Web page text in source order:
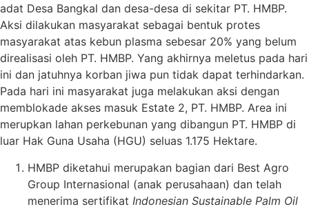
adat Desa Bangkal dan desa-desa di sekitar PT. HMBP.
Aksi dilakukan masyarakat sebagai bentuk protes
masyarakat atas kebun plasma sebesar 20% yang belum
direalisasi oleh PT. HMBP. Yang akhirnya meletus pada hari
ini dan jatuhnya korban jiwa pun tidak dapat terhindarkan.
Pada hari ini masyarakat juga melakukan aksi dengan
memblokade akses masuk Estate 2, PT. HMBP. Area ini
merupkan lahan perkebunan yang dibangun PT. HMBP di
luar Hak Guna Usaha (HGU) seluas 1.175 Hektare.
HMBP diketahui merupakan bagian dari Best Agro
Group Internasional (anak perusahaan) dan telah
menerima sertifikat Indonesian Sustainable Palm Oil